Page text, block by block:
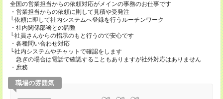
全国の営業担当からの依頼対応がメインの事務のお仕事です
・営業担当からの依頼に則して見積や受発注
└依頼に即して社内システムへ登録を行うルーチンワーク
・社内関係部署との調整
└社員さんからの指示のもと行うので安心です
・各種問い合わせ対応
└社内システムやチャットで確認をします
急ぎの場合は電話で確認することもありますが社外対応はありません
・庶務
職場の雰囲気